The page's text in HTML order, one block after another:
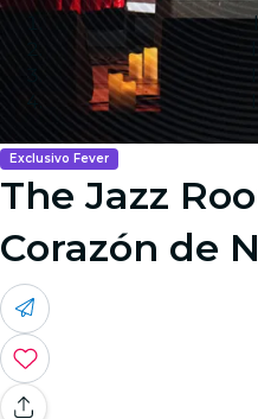
Exclusivo Fever
The Jazz
Corazón de